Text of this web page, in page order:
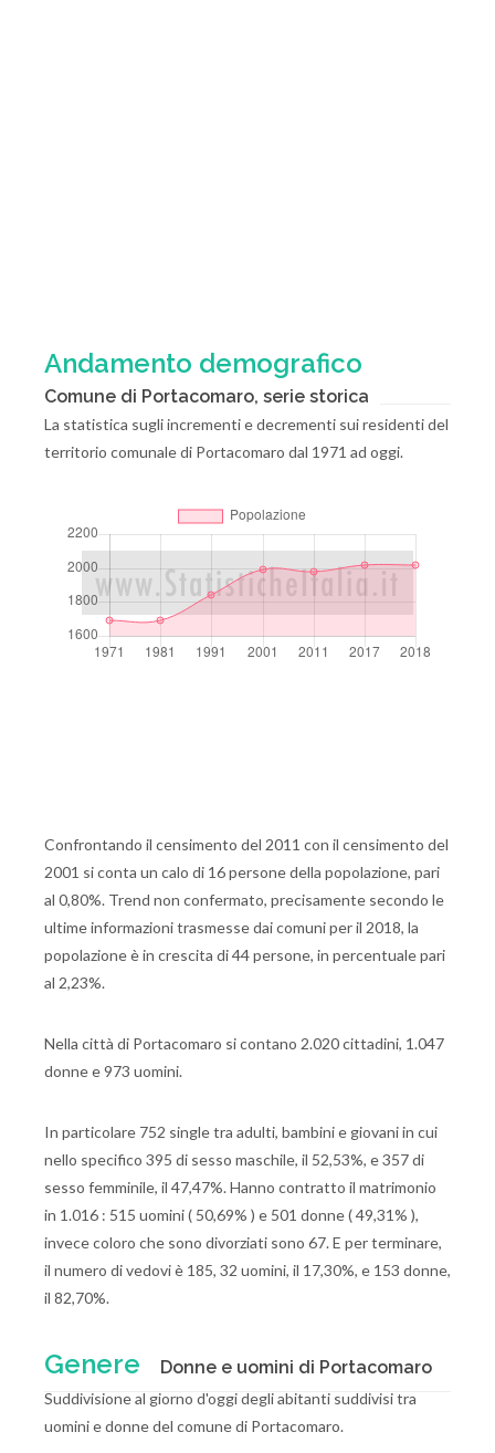
Andamento demografico
Comune di Portacomaro, serie storica
La statistica sugli incrementi e decrementi sui residenti del
territorio comunale di Portacomaro dal 1971 ad oggi.
Confrontando il censimento del 2011 con il censimento del
2001 si conta un calo di 16 persone della popolazione, pari
al 0,80%. Trend non confermato, precisamente secondo le
ultime informazioni trasmesse dai comuni per il 2018, la
popolazione è in crescita di 44 persone, in percentuale pari
al 2,23%.
Nella città di Portacomaro si contano 2.020 cittadini, 1.047
donne e 973 uomini.
In particolare 752 single tra adulti, bambini e giovani in cui
nello specifico 395 di sesso maschile, il 52,53%, e 357 di
sesso femminile, il 47,47%. Hanno contratto il matrimonio
in 1.016 : 515 uomini ( 50,69% ) e 501 donne ( 49,31% ),
invece coloro che sono divorziati sono 67. E per terminare,
il numero di vedovi è 185, 32 uomini, il 17,30%, e 153 donne,
il 82,70%.
Genere Donne e uomini di Portacomaro
Suddivisione al giorno d'oggi degli abitanti suddivisi tra
uomini e donne del comune di Portacomaro.